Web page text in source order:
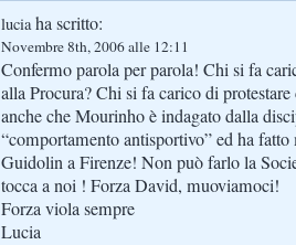
luciaha scritto:
Novembre 8th, 2006 alle 12:11
Confermo parola per parola! Chi si fa
alla Procura? Chi si fa carico di
anche che Mourinho è indagato dalla
“comportamento antisportivo” ed ha
Guidolin a Firenze! Non può farlo la
tocca a noi ! Forza David, muoviamoci!
Forza viola sempre
Lucia